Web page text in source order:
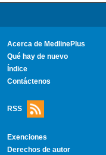
Acerca de MedlinePlus
Qué hay de nuevo
Índice
Contáctenos
RSS
Exenciones
Derechos de autor